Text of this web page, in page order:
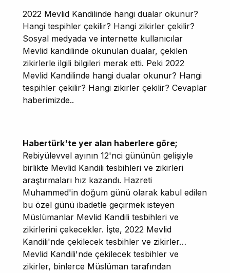
2022 Mevlid Kandilinde hangi dualar okunur?
Hangi tespihler çekilir? Hangi zikirler çekilir?
Sosyal medyada ve internette kullanıcılar
Mevlid kandilinde okunulan dualar, çekilen
zikirlerle ilgili bilgileri merak etti. Peki 2022
Mevlid Kandilinde hangi dualar okunur? Hangi
tespihler çekilir? Hangi zikirler çekilir? Cevaplar
haberimizde..
Habertürk'te yer alan haberlere göre;
Rebiyülevvel ayının 12'nci gününün gelişiyle
birlikte Mevlid Kandili tesbihleri ve zikirleri
araştırmaları hız kazandı. Hazreti
Muhammed'in doğum günü olarak kabul edilen
bu özel günü ibadetle geçirmek isteyen
Müslümanlar Mevlid Kandili tesbihleri ve
zikirlerini çekecekler. İşte, 2022 Mevlid
Kandili'nde çekilecek tesbihler ve zikirler…
Mevlid Kandili'nde çekilecek tesbihler ve
zikirler, binlerce Müslüman tarafından